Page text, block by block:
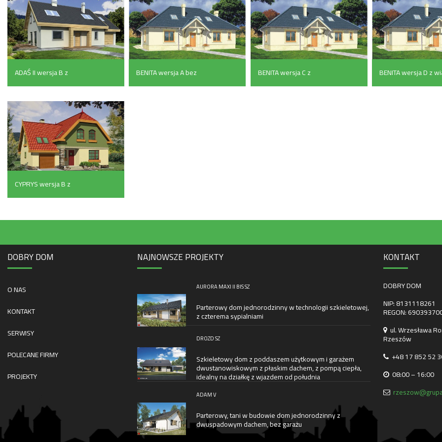
ADAŚ II wersja B z
pojedynczym garażem
(129.5 m²)
BENITA wersja A bez
garażu (154.8 m²)
BENITA wersja C z
podwójnym garażem
BENITA wersja D z
(154.8 m²)
CYPRYS wersja B z
podwójnym garażem
(164.9 m²)
DOBRY DOM
O NAS
KONTAKT
SERWISY
POLECANE FIRMY
PROJEKTY
NAJNOWSZE PROJEKTY
AURORA MAXI II BIS SZ
Parterowy dom jednorodzinny w technologii szkieletowej,
z czterema sypialniami
DROZD SZ
Szkieletowy dom z poddaszem użytkowym i garażem
dwustanowiskowym z płaskim dachem, z pompą ciepła,
idealny na działkę z wjazdem od południa
ADAM V
Parterowy, tani w budowie dom jednorodzinny z
dwuspadowym dachem, bez garażu
KONTAKT
DOBRY DOM
NIP: 8131118261
REGON:
ul. Wrzesława
Rzeszów
+48 17 852 52
08:00 – 16:00